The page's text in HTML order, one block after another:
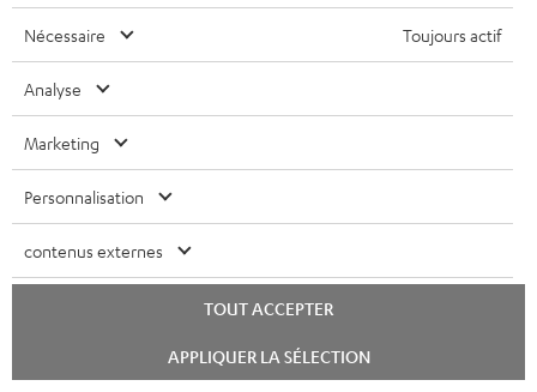
Câble HDMI® haute vitesse
avec Ethernet
Câble HDMI high speed
prenant en charge tous les
16,99€
Accessoires compatibles
chat
Nécessaire Toujours actif
Analyse
Marketing
Personnalisation
contenus externes
TOUT ACCEPTER
APPLIQUER LA SÉLECTION